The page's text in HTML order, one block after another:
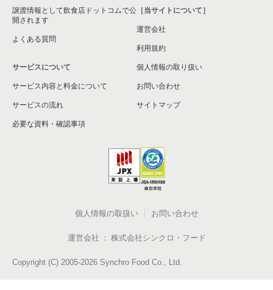
譲渡情報として飲食店ドットコムで公
開されます
よくある質問
サービスについて
サービス内容と料金について
サービスの流れ
必要な資料・確認事項
［当サイトについて］
運営会社
利用規約
個人情報の取り扱い
お問い合わせ
サイトマップ
個人情報の取扱い お問い合わせ
運営会社 株式会社シンクロ・フード
Copyright (C) 2005-2026 Synchro Food Co., Ltd.